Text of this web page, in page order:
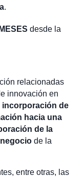
.
desde la
relacionadas
innovación en
incorporación de
hacia una
de la
de la
entre otras, las